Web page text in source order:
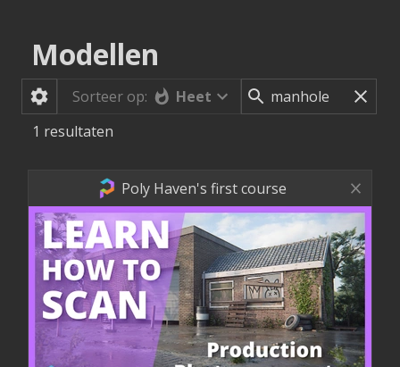
Modellen
Sorteer op:
Heet
1 resultaten
Poly Haven's first course